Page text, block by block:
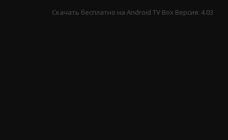
Cкачать бесплатно на Android TV Box Версия: 4.03